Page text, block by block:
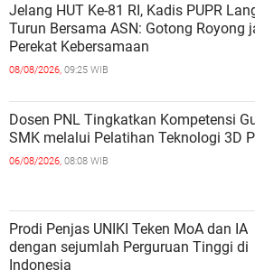
Jelang HUT Ke-81 RI, Kadis PUPR
Turun Bersama ASN: Gotong Royong
Perekat Kebersamaan
08/08/2026, 09:25 WIB
Dosen PNL Tingkatkan Kompetensi
SMK melalui Pelatihan Teknologi 3D
06/08/2026, 08:08 WIB
Prodi Penjas UNIKI Teken MoA dan IA
dengan sejumlah Perguruan Tinggi di
Indonesia